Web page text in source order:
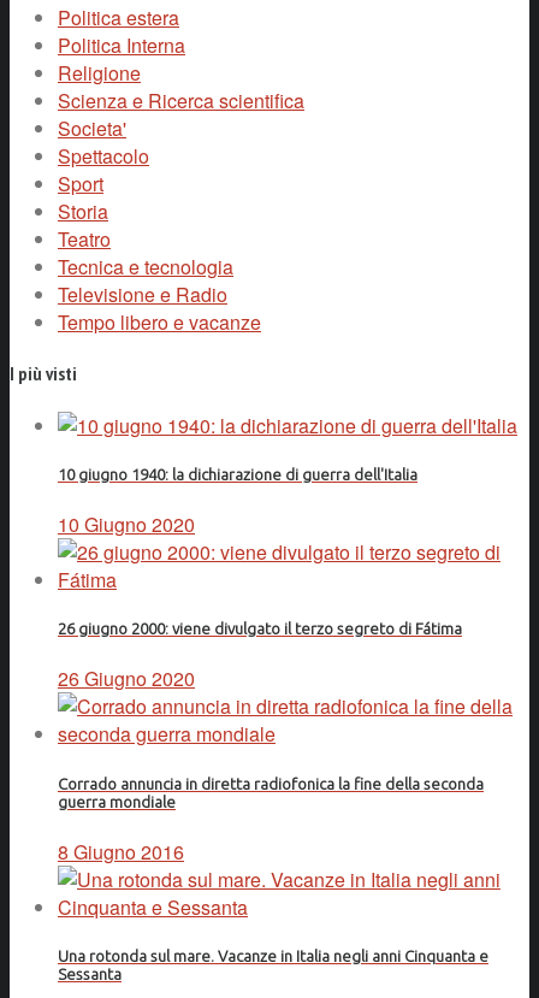
Politica estera
Politica Interna
Religione
Scienza e Ricerca scientifica
Societa'
Spettacolo
Sport
Storia
Teatro
Tecnica e tecnologia
Televisione e Radio
Tempo libero e vacanze
I più visti
10 giugno 1940: la dichiarazione di guerra dell'Italia
10 Giugno 2020
26 giugno 2000: viene divulgato il terzo segreto di Fátima
26 Giugno 2020
Corrado annuncia in diretta radiofonica la fine della seconda
guerra mondiale
8 Giugno 2016
Una rotonda sul mare. Vacanze in Italia negli anni Cinquanta e
Sessanta